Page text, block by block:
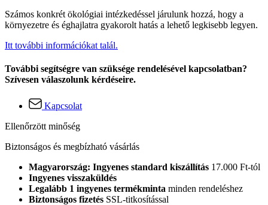
Számos konkrét ökológiai intézkedéssel járulunk hozzá, hogy a
környezetre és éghajlatra gyakorolt hatás a lehető legkisebb legyen.
Itt további információkat talál.
További segítségre van szüksége rendelésével kapcsolatban?
Szívesen válaszolunk kérdéseire.
Kapcsolat
Ellenőrzött minőség
Biztonságos és megbízható vásárlás
Magyarország: Ingyenes standard kiszállítás 17.000 Ft-tól
Ingyenes visszaküldés
Legalább 1 ingyenes termékminta minden rendeléshez
Biztonságos fizetés SSL-titkosítással